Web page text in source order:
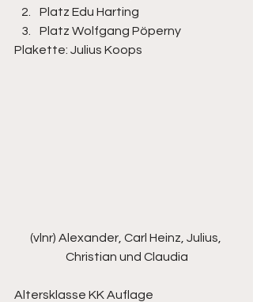
Platz Edu Harting
Platz Wolfgang Pöperny
Plakette: Julius Koops
(vlnr) Alexander, Carl Heinz, Julius,
Christian und Claudia
Altersklasse KK Auflage